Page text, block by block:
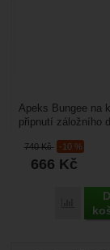
740Kč -10 %
666 Kč
Přidat
Apeks Bungee na
připnutí záložního
Chrání jej před...